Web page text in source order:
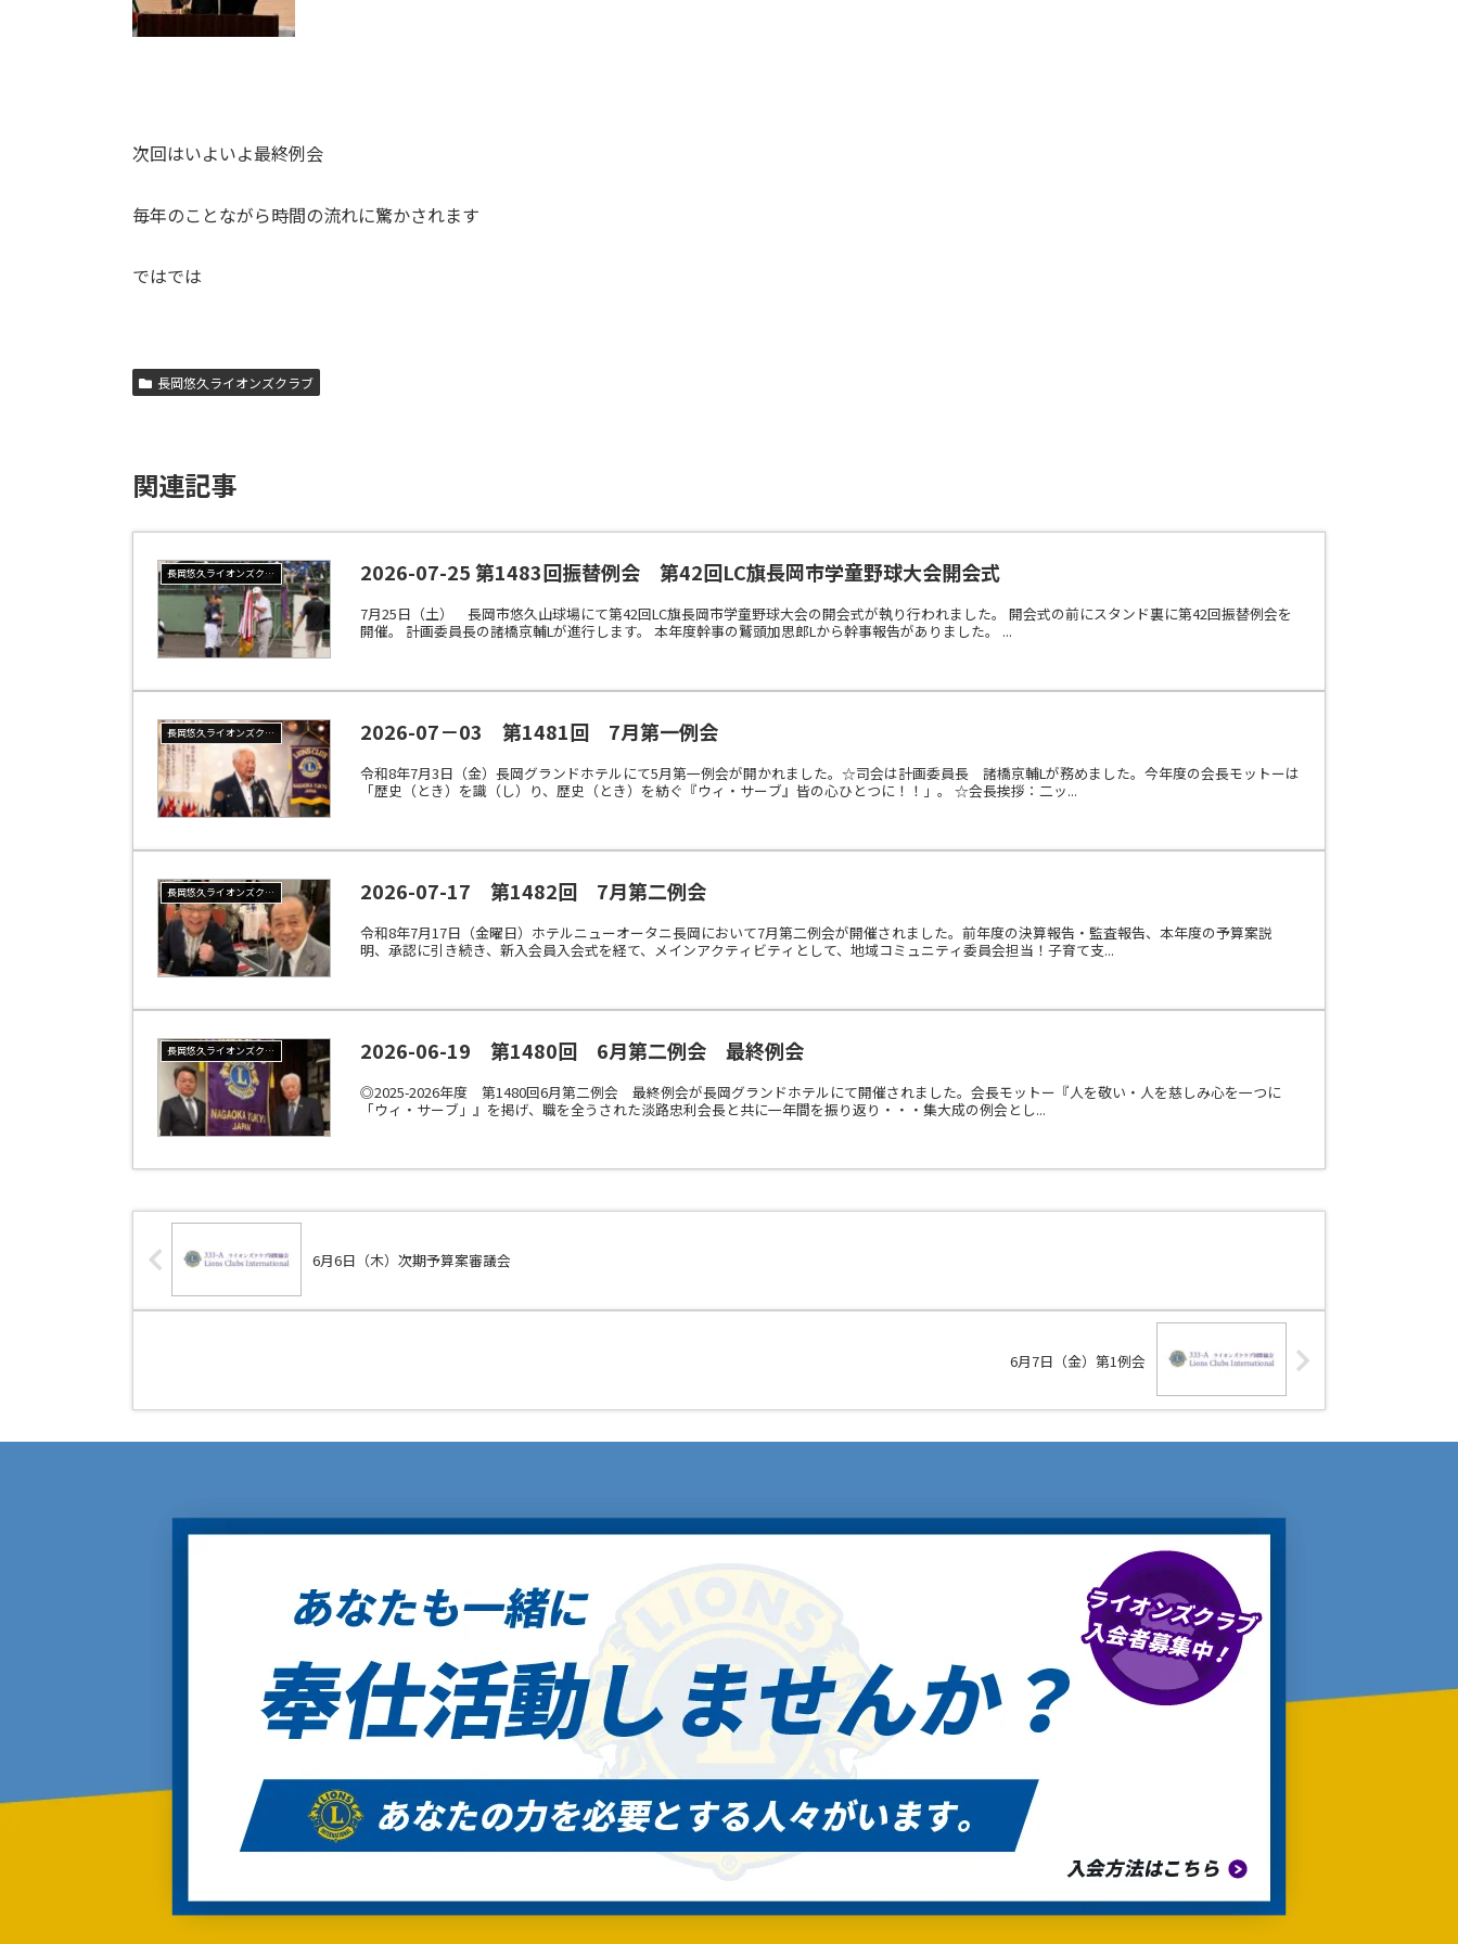
次回はいよいよ最終例会
毎年のことながら時間の流れに驚かされます
ではでは
長岡悠久ライオンズクラブ
関連記事
長岡悠久ライオンズクラブ 2026-07-25 第1483回振替例会 第42回LC旗長岡市学童野球大会開会式
7月25日（土） 長岡市悠久山球場にて第42回LC旗長岡市学童野球大会の開会式が執り行われました。 開会式の前にスタンド裏に第42回振替例会を
開催。 計画委員長の諸橋京輔Lが進行します。 本年度幹事の鷲頭加思郎Lから幹事報告がありました。 ...
長岡悠久ライオンズクラブ 2026-07－03 第1481回 7月第一例会
令和8年7月3日（金）長岡グランドホテルにて5月第一例会が開かれました。☆司会は計画委員長 諸橋京輔Lが務めました。今年度の会長モットーは
「歴史（とき）を識（し）り、歴史（とき）を紡ぐ『ウィ・サーブ』皆の心ひとつに！！」。 ☆会長挨拶：二ッ...
長岡悠久ライオンズクラブ 2026-07-17 第1482回 7月第二例会
令和8年7月17日（金曜日）ホテルニューオータニ長岡において7月第二例会が開催されました。前年度の決算報告・監査報告、本年度の予算案説
明、承認に引き続き、新入会員入会式を経て、メインアクティビティとして、地域コミュニティ委員会担当！子育て支...
長岡悠久ライオンズクラブ 2026-06-19 第1480回 6月第二例会 最終例会
◎2025-2026年度 第1480回6月第二例会 最終例会が長岡グランドホテルにて開催されました。会長モットー『人を敬い・人を慈しみ心を一つに
「ウィ・サーブ」』を掲げ、職を全うされた淡路忠利会長と共に一年間を振り返り・・・集大成の例会とし...
6月6日（木）次期予算案審議会
6月7日（金）第1例会